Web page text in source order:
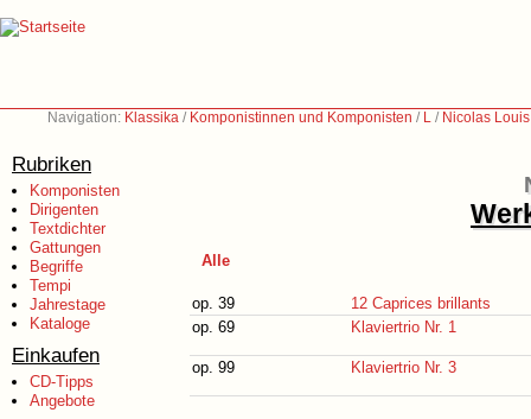
Navigation: Klassika / Komponistinnen und Komponisten / L / Nicolas
Rubriken
Komponisten
Dirigenten
Textdichter
Gattungen
Begriffe
Tempi
Jahrestage
Kataloge
Einkaufen
CD-Tipps
Angebote
Alle
op. 39
12 Caprices brillants
op. 69
Klaviertrio Nr. 1
op. 99 Klaviertrio Nr. 3